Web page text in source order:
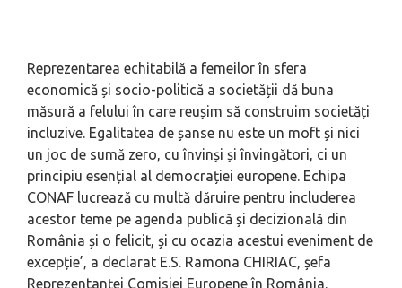
Reprezentarea echitabilă a femeilor în sfera
economică și socio-politică a societății dă buna
măsură a felului în care reușim să construim societăți
incluzive. Egalitatea de șanse nu este un moft și nici
un joc de sumă zero, cu învinși și învingători, ci un
principiu esențial al democrației europene. Echipa
CONAF lucrează cu multă dăruire pentru includerea
acestor teme pe agenda publică și decizională din
România și o felicit, și cu ocazia acestui eveniment de
excepție’, a declarat E.S. Ramona CHIRIAC, șefa
Reprezentanței Comisiei Europene în România.